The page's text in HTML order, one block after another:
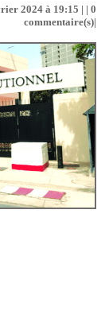
2024 à 19:15 | | 0
commentaire(s)|